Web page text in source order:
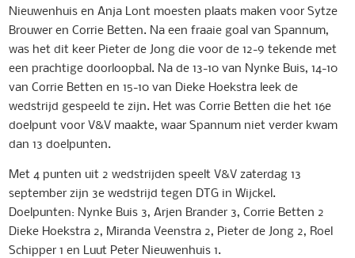
Nieuwenhuis en Anja Lont moesten plaats maken voor Sytze
Brouwer en Corrie Betten. Na een fraaie goal van Spannum,
was het dit keer Pieter de Jong die voor de 12-9 tekende met
een prachtige doorloopbal. Na de 13-10 van Nynke Buis, 14-10
van Corrie Betten en 15-10 van Dieke Hoekstra leek de
wedstrijd gespeeld te zijn. Het was Corrie Betten die het 16e
doelpunt voor V&V maakte, waar Spannum niet verder kwam
dan 13 doelpunten.
Met 4 punten uit 2 wedstrijden speelt V&V zaterdag 13
september zijn 3e wedstrijd tegen DTG in Wijckel.
Doelpunten: Nynke Buis 3, Arjen Brander 3, Corrie Betten 2
Dieke Hoekstra 2, Miranda Veenstra 2, Pieter de Jong 2, Roel
Schipper 1 en Luut Peter Nieuwenhuis 1.